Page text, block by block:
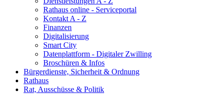
Rathaus online - Serviceportal
Kontakt A - Z
Finanzen
Digitalisierung
Smart City
Datenplattform - Digitaler Zwilling
Broschüren & Infos
Bürgerdienste, Sicherheit & Ordnung
Rathaus
Rat, Ausschüsse & Politik